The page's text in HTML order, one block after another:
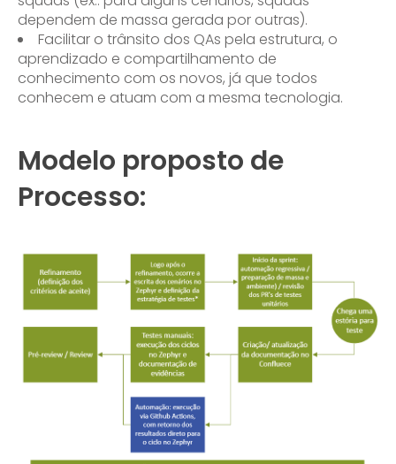
dependem de massa gerada por outras).
Facilitar o trânsito dos QAs pela estrutura, o
aprendizado e compartilhamento de
conhecimento com os novos, já que todos
conhecem e atuam com a mesma tecnologia.
Modelo proposto de
Processo: